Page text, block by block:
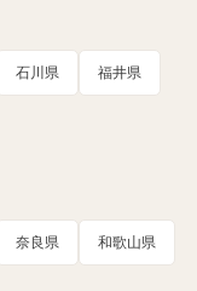
石川県 福井県
奈良県 和歌山県